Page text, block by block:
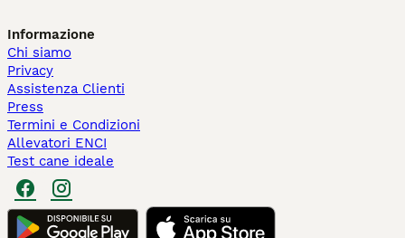
Informazione
Chi siamo
Privacy
Assistenza Clienti
Press
Termini e Condizioni
Allevatori ENCI
Test cane ideale